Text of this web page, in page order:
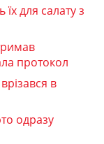
їх для салату з
протокол
в
одразу